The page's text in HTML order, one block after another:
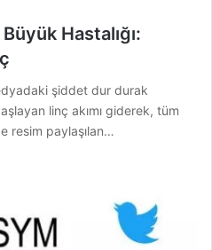
Hastalığı:
şiddet dur durak
linç akımı giderek, tüm
resim paylaşılan…